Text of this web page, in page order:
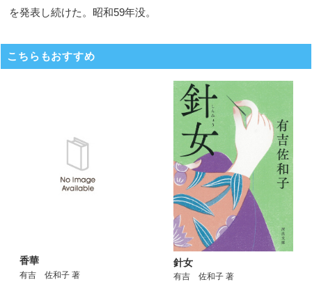
を発表し続けた。昭和59年没。
こちらもおすすめ
香華
有吉 佐和子 著
針女
有吉 佐和子 著